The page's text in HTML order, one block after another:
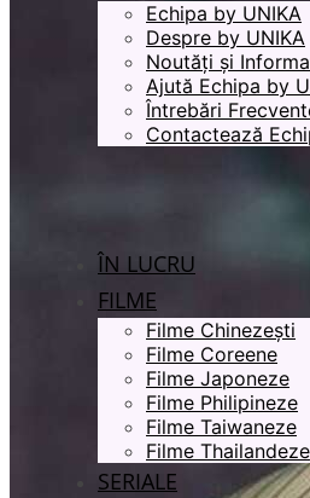
Echipa by UNIKA
Despre by UNIKA
Noutăți și
Ajută Echipa by
Întrebări
Contactează
ÎN LUCRU
FILME
Filme Chinezești
Filme Coreene
Filme Japoneze
Filme Philipineze
Filme Taiwaneze
Filme Thailandeze
SERIALE